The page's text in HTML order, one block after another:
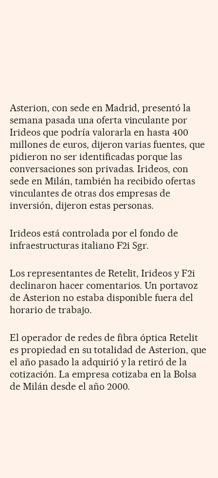
Asterion, con sede en Madrid, presentó la
semana pasada una oferta vinculante por
Irideos que podría valorarla en hasta 400
millones de euros, dijeron varias fuentes, que
pidieron no ser identificadas porque las
conversaciones son privadas. Irideos, con
sede en Milán, también ha recibido ofertas
vinculantes de otras dos empresas de
inversión, dijeron estas personas.
Irideos está controlada por el fondo de
infraestructuras italiano F2i Sgr.
Los representantes de Retelit, Irideos y F2i
declinaron hacer comentarios. Un portavoz
de Asterion no estaba disponible fuera del
horario de trabajo.
El operador de redes de fibra óptica Retelit
es propiedad en su totalidad de Asterion, que
el año pasado la adquirió y la retiró de la
cotización. La empresa cotizaba en la Bolsa
de Milán desde el año 2000.